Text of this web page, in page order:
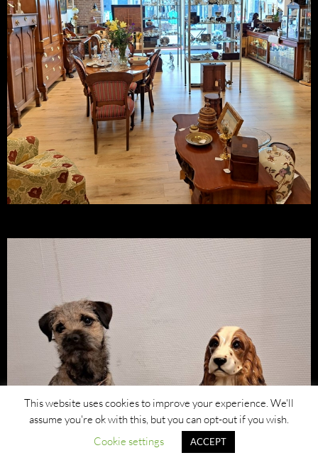
This website uses cookies to improve your experience. We'll
assume you're ok with this, but you can opt-out if you wish.
Cookie settings
ACCEPT